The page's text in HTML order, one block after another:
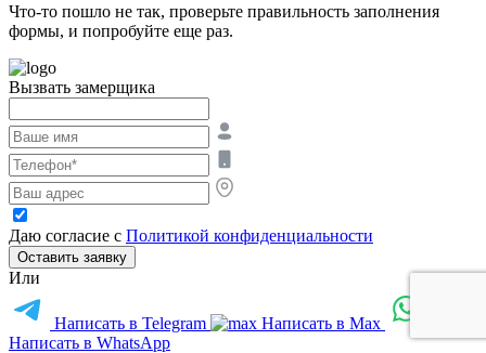
Что-то пошло не так, проверьте правильность заполнения
формы, и попробуйте еще раз.
Вызвать замерщика
Даю согласие с Политикой конфиденциальности
Оставить заявку
Или
Написать в Telegram
Написать в Max
Написать в WhatsApp